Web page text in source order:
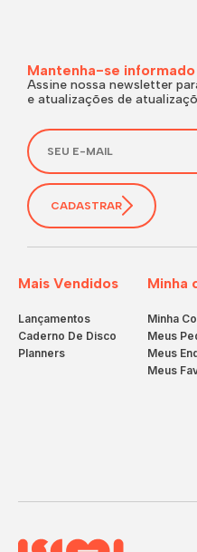
Mais Vendidos
Lançamentos
Caderno De Disco
Planners
Minha
Minha
Meus
Meus
Meus
Mantenha-se informado
Assine nossa newsletter
e atualizações de
CADASTRAR